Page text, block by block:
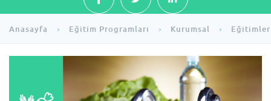
Anasayfa Eğitim Programları Kurumsal Eğitimler